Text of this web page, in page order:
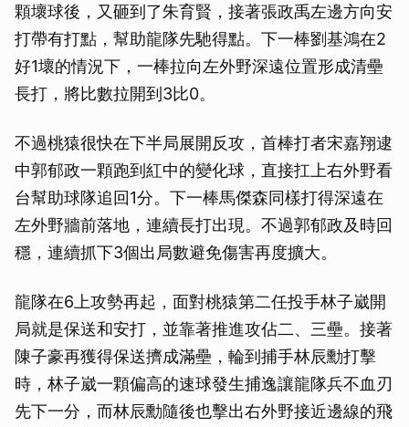
顆壞球後，又砸到了朱育賢，接著張政禹左邊方向安
打帶有打點，幫助龍隊先馳得點。下一棒劉基鴻在2
好1壞的情況下，一棒拉向左外野深遠位置形成清壘
長打，將比數拉開到3比0。
不過桃猿很快在下半局展開反攻，首棒打者宋嘉翔逮
中郭郁政一顆跑到紅中的變化球，直接扛上右外野看
台幫助球隊追回1分。下一棒馬傑森同樣打得深遠在
左外野牆前落地，連續長打出現。不過郭郁政及時回
穩，連續抓下3個出局數避免傷害再度擴大。
龍隊在6上攻勢再起，面對桃猿第二任投手林子崴開
局就是保送和安打，並靠著推進攻佔二、三壘。接著
陳子豪再獲得保送擠成滿壘，輪到捕手林辰勳打擊
時，林子崴一顆偏高的速球發生捕逸讓龍隊兵不血刃
先下一分，而林辰勳隨後也擊出右外野接近邊線的飛